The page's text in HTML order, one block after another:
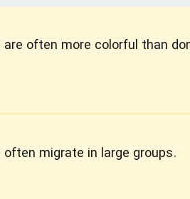
are often more colorful than
often migrate in large groups.